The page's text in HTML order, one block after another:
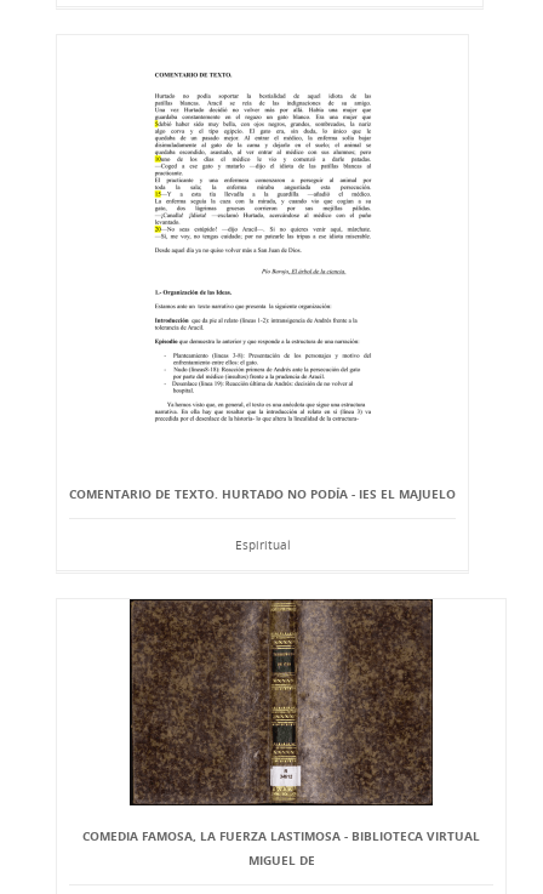
COMENTARIO DE TEXTO. HURTADO NO PODÍA - IES EL MAJUELO
Espiritual
COMEDIA FAMOSA, LA FUERZA LASTIMOSA - BIBLIOTECA VIRTUAL
MIGUEL DE